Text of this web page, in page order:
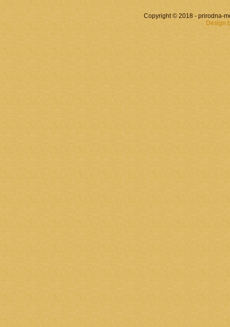
Copyright © 2018 - prirodna-
Design